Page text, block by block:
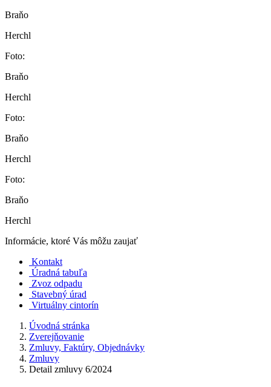
Braňo
Herchl
Foto:
Braňo
Herchl
Foto:
Braňo
Herchl
Foto:
Braňo
Herchl
Informácie, ktoré Vás môžu zaujať
Kontakt
Úradná tabuľa
Zvoz odpadu
Stavebný úrad
Virtuálny cintorín
Úvodná stránka
Zverejňovanie
Zmluvy, Faktúry, Objednávky
Zmluvy
Detail zmluvy 6/2024